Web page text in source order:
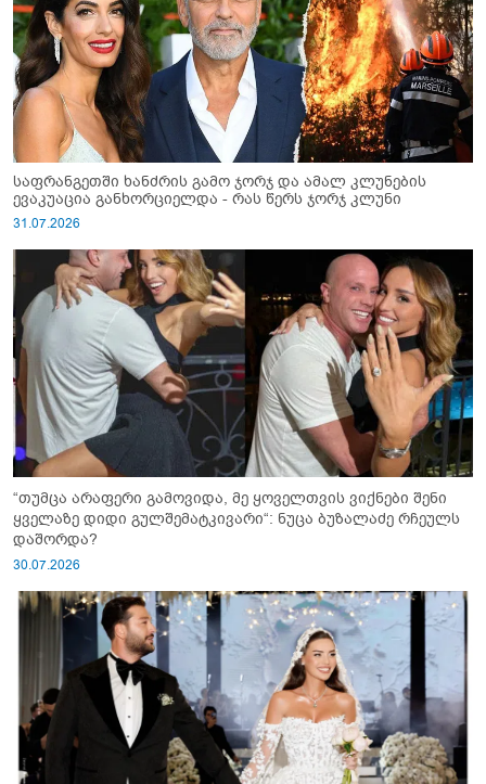
საფრანგეთში ხანძრის გამო ჯორჯ და ამალ კლუნების
ევაკუაცია განხორციელდა - რას წერს ჯორჯ კლუნი
31.07.2026
“თუმცა არაფერი გამოვიდა, მე ყოველთვის ვიქნები შენი
ყველაზე დიდი გულშემატკივარი“: ნუცა ბუზალაძე რჩეულს
დაშორდა?
30.07.2026